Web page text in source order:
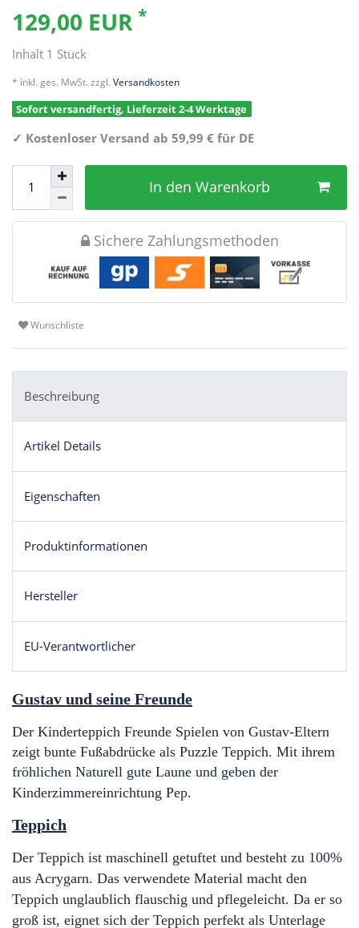
129,00 EUR *
Inhalt 1 Stück
* inkl. ges. MwSt. zzgl. Versandkosten
Sofort versandfertig, Lieferzeit 2-4 Werktage
✓ Kostenloser Versand ab 59,99 € für DE
In den Warenkorb
Sichere Zahlungsmethoden
Wunschliste
Beschreibung
Artikel Details
Eigenschaften
Produktinformationen
Hersteller
EU-Verantwortlicher
Gustav und seine Freunde
Der Kinderteppich Freunde Spielen von Gustav-Eltern
zeigt bunte Fußabdrücke als Puzzle Teppich. Mit ihrem
fröhlichen Naturell gute Laune und geben der
Kinderzimmereinrichtung Pep.
Teppich
Der Teppich ist maschinell getuftet und besteht zu 100%
aus Acrygarn. Das verwendete Material macht den
Teppich unglaublich flauschig und pflegeleicht. Da er so
groß ist, eignet sich der Teppich perfekt als Unterlage